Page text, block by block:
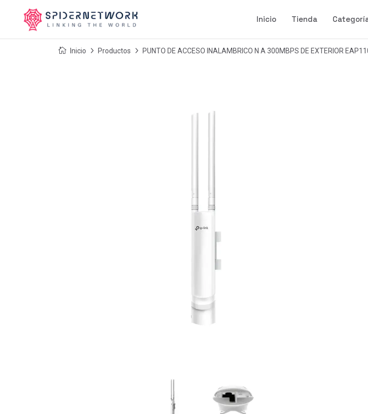
Inicio Tienda
Inicio Productos PUNTO DE ACCESO INALAMBRICO N A 300MBPS DE EXTERIOR